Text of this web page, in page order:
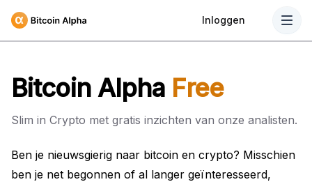
Inloggen
Bitcoin Alpha Free
Slim in Crypto met gratis inzichten van onze analisten.
Ben je nieuwsgierig naar bitcoin en crypto? Misschien
ben je net begonnen of al langer geïnteresseerd,